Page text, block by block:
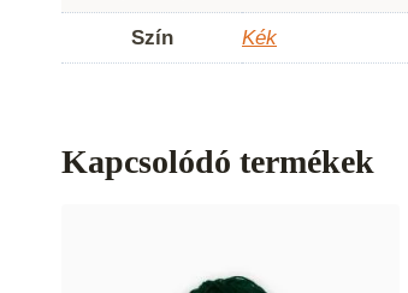
Szín Kék
Kapcsolódó termékek